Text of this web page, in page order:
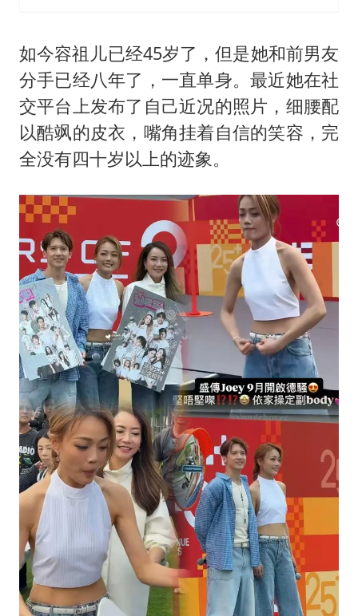
如今容祖儿已经45岁了，但是她和前男友
分手已经八年了，一直单身。最近她在社
交平台上发布了自己近况的照片，细腰配
以酷飒的皮衣，嘴角挂着自信的笑容，完
全没有四十岁以上的迹象。